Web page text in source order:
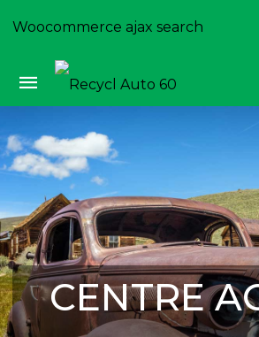
Woocommerce ajax search
CENTRE